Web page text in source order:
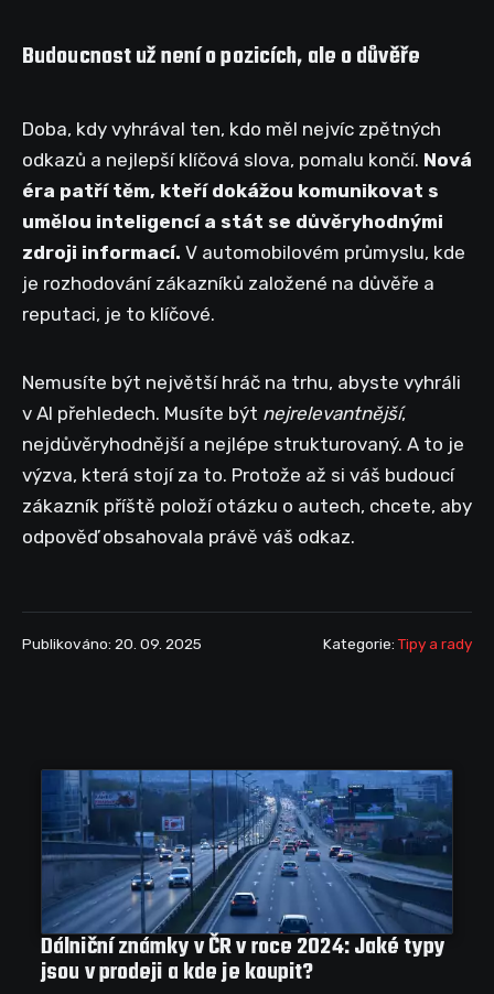
Budoucnost už není o pozicích, ale o důvěře
Doba, kdy vyhrával ten, kdo měl nejvíc zpětných
odkazů a nejlepší klíčová slova, pomalu končí. Nová
éra patří těm, kteří dokážou komunikovat s
umělou inteligencí a stát se důvěryhodnými
zdroji informací. V automobilovém průmyslu, kde
je rozhodování zákazníků založené na důvěře a
reputaci, je to klíčové.
Nemusíte být největší hráč na trhu, abyste vyhráli
v AI přehledech. Musíte být nejrelevantnější,
nejdůvěryhodnější a nejlépe strukturovaný. A to je
výzva, která stojí za to. Protože až si váš budoucí
zákazník příště položí otázku o autech, chcete, aby
odpověď obsahovala právě váš odkaz.
Publikováno: 20. 09. 2025 Kategorie:Tipy a rady
Dálniční známky v ČR v roce 2024: Jaké typy
jsou v prodeji a kde je koupit?